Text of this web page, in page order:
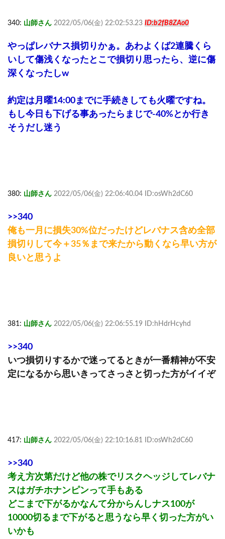
340: 山師さん 2022/05/06(金) 22:02:53.23 ID:b2fB8ZAo0
やっぱレバナス損切りかぁ。あわよくば2連騰くら
いして傷浅くなったとこで損切り思ったら、逆に傷
深くなったしw
約定は月曜14:00までに手続きしても火曜ですね。
もし今日も下げる事あったらまじで-40%とか行き
そうだし迷う
380: 山師さん 2022/05/06(金) 22:06:40.04 ID:osWh2dC60
>>340
俺も一月に損失30%位だったけどレバナス含め全部
損切りして今＋35％まで来たから動くなら早い方が
良いと思うよ
381: 山師さん 2022/05/06(金) 22:06:55.19 ID:hHdrHcyhd
>>340
いつ損切りするかで迷ってるときが一番精神が不安
定になるから思いきってさっさと切った方がイイぞ
417: 山師さん 2022/05/06(金) 22:10:16.81 ID:osWh2dC60
>>340
考え方次第だけど他の株でリスクヘッジしてレバナ
スはガチホナンピンって手もある
どこまで下がるかなんて分からんしナス100が
10000切るまで下がると思うなら早く切った方がい
いかも